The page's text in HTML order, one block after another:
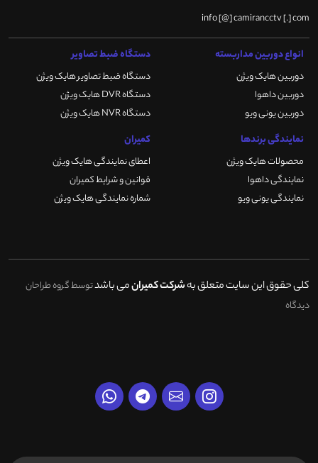
info [@] camirancctv [.] com
انواع دوربین مداربسته
دوربین هایک ویژن
دوربین داهوا
دوربین یونی ویو
دستگاه ضبط تصاویر
دستگاه ضبط تصاویر هایک ویژن
دستگاه DVR هایک ویژن
دستگاه NVR هایک ویژن
نمایندگی برندها
محصولات هایک ویژن
نمایندگی داهوا
نمایندگی یونی ویو
کمیران
اعطای نمایندگی هایک ویژن
قوانین و شرایط کمیران
شماره نمایندگی هایک ویژن
کلی حقوق این سایت متعلق بهشرکت کمیرانمی باشدتوسط گروه طراحان
دیدگاه